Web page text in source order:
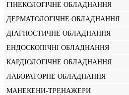
ГІНЕКОЛОГІЧНЕ ОБЛАДНАННЯ
ДЕРМАТОЛОГІЧНЕ ОБЛАДНАННЯ
ДІАГНОСТИЧНЕ ОБЛАДНАННЯ
ЕНДОСКОПІЧНІ ОБЛАДНАННЯ
КАРДІОЛОГІЧНЕ ОБЛАДНАННЯ
ЛАБОРАТОРНЕ ОБЛАДНАННЯ
МАНЕКЕНИ-ТРЕНАЖЕРИ